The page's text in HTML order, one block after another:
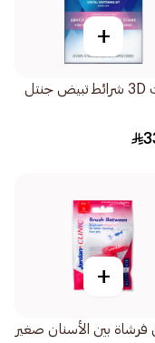
+
كريست 3D شرائط تبيض جنتل
+
فرشاة بين الأسنان صغير